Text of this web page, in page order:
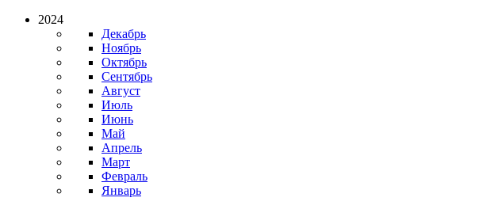
2024
Декабрь
Ноябрь
Октябрь
Сентябрь
Август
Июль
Июнь
Май
Апрель
Март
Февраль
Январь